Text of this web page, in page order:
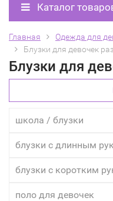
Каталог
Главная Одежда для
Блузки для девочек
Блузки для
школа / блузки
блузки с длинным
блузки с коротким
поло для девочек